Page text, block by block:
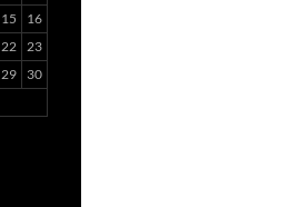
15
16
22 23
29
30